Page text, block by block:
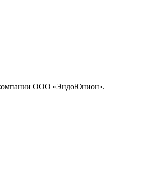
компании ООО «ЭндоЮнион».